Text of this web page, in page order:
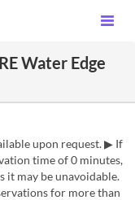
Water Edge
upon request. ▶ If
time of 0 minutes,
it may be unavoidable.
for more than